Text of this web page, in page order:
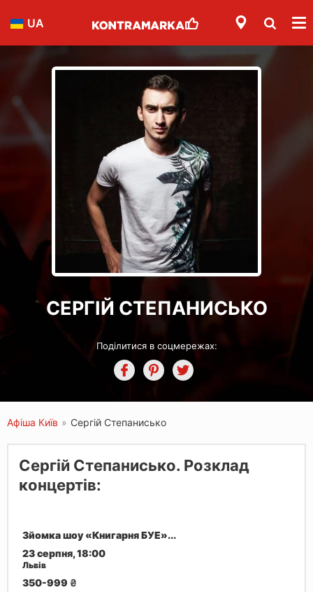
UA
СЕРГІЙ СТЕПАНИСЬКО
Поділитися в соцмережах:
Афіша Київ » Сергій Степанисько
Сергій Степанисько. Розклад
концертів:
Зйомка шоу «Книгарня БУЕ»...
23 серпня, 18:00
Львів
350-999 ₴